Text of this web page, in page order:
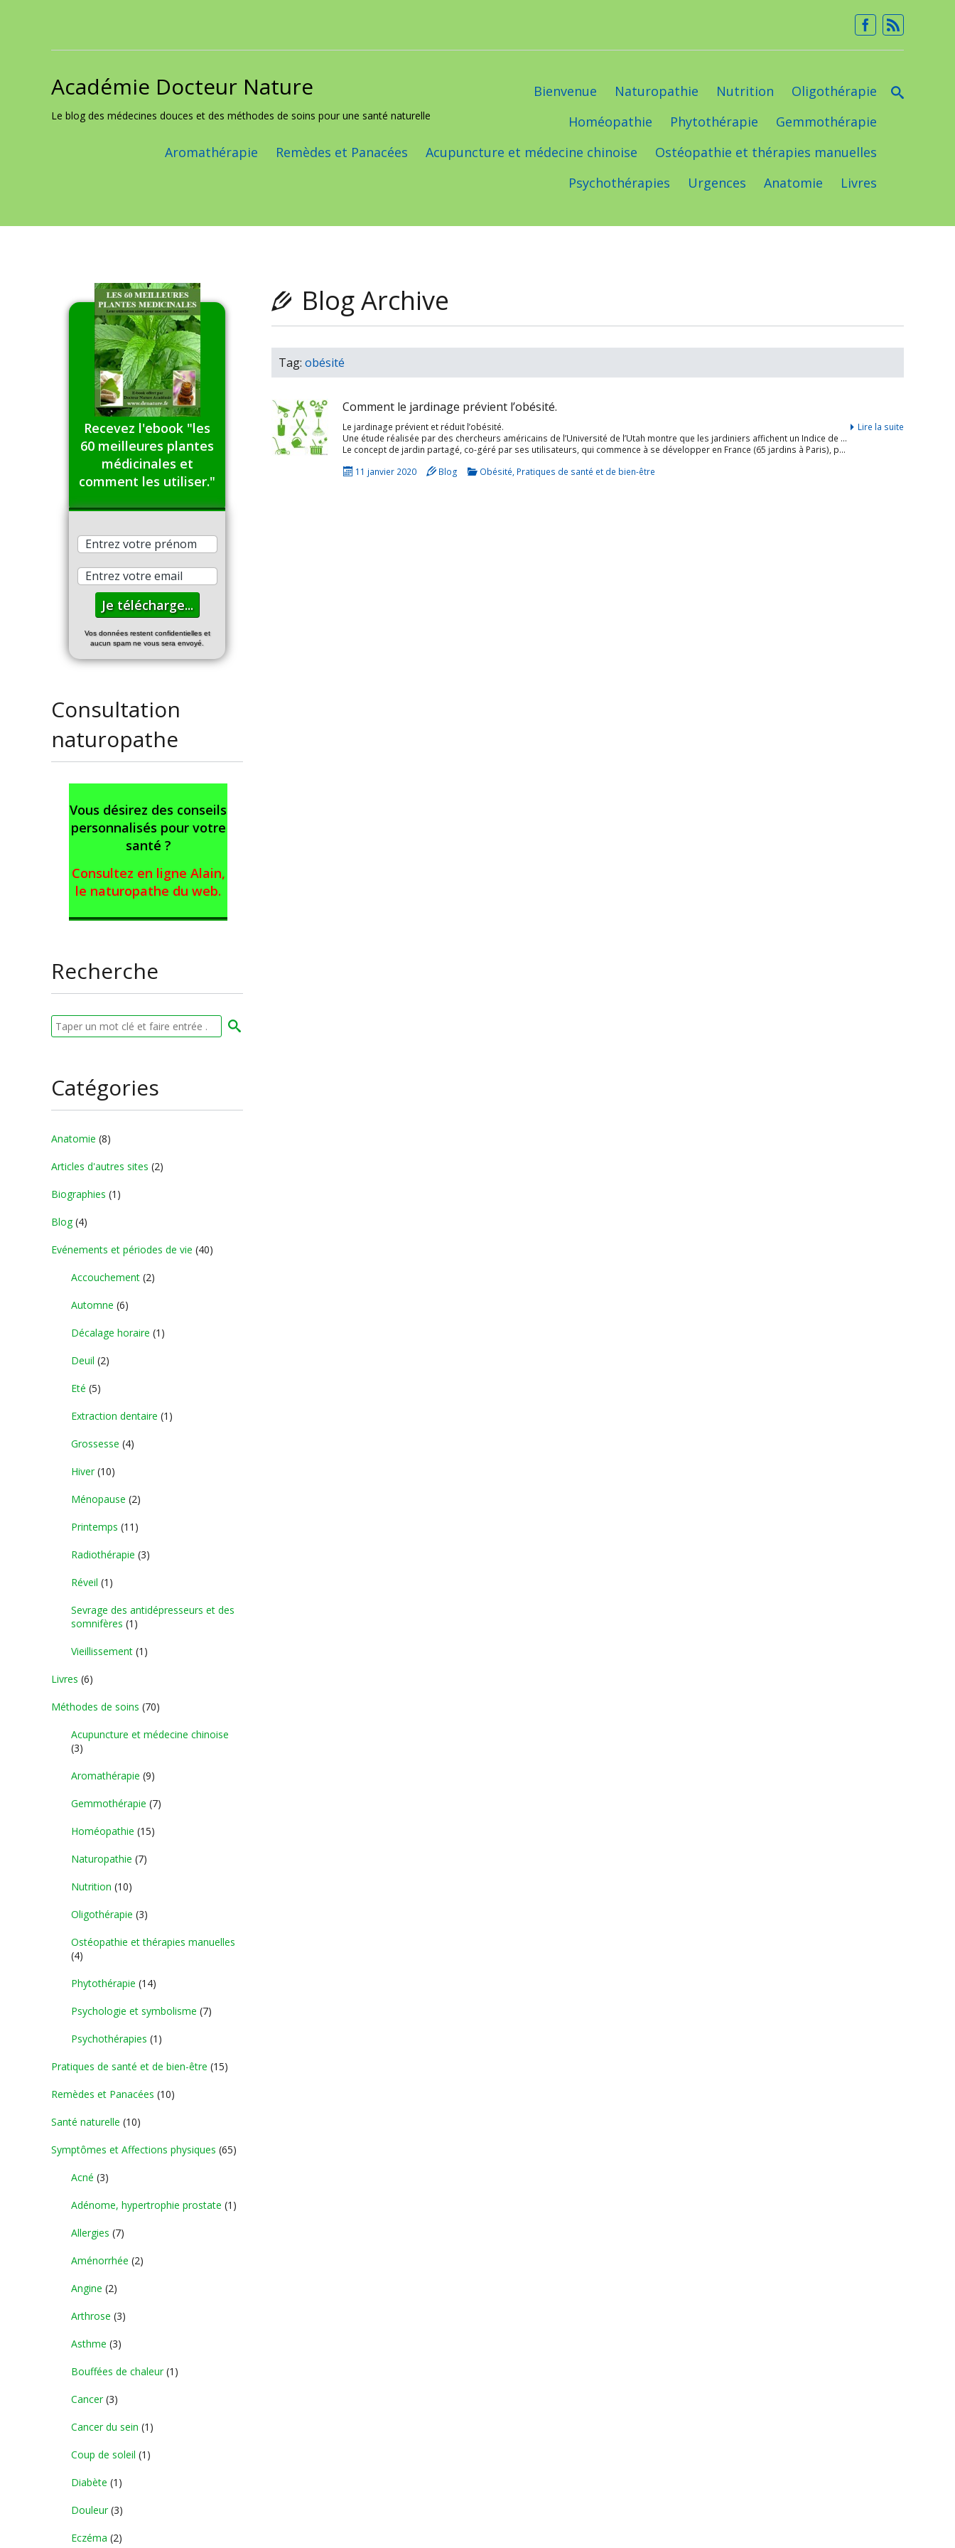
Académie Docteur Nature
Le blog des médecines douces et des méthodes de soins pour une santé naturelle
Skip to content Bienvenue Naturopathie Nutrition
Oligothérapie
Homéopathie
Phytothérapie
Gemmothérapie
Aromathérapie
Remèdes et Panacées Acupuncture et médecine chinoise
Ostéopathie et thérapies manuelles
Psychothérapies
Urgences Anatomie Livres
Blog Archive
Tag: obésité
Comment le jardinage prévient l’obésité.
Le jardinage prévient et réduit l’obésité.
Une étude réalisée par des chercheurs américains de l’Université de l’Utah montre que les jardiniers affichent un Indice de Masse Corporelle (IMC) en moyenne beaucoup moins élevé que les non jardiniers (5 kg de moins en moyenne pour les femmes, 7 pour les hommes), et sont donc moins sujets à l’obésité. En effet, le jardinage allie consommation de fruits et légumes plus importante et pratique de l’exercice physique.
Le concept de jardin partagé, co-géré par ses utilisateurs, qui commence à se développer en France (65 jardins à Paris), pourrait contribuer à améliorer la santé de ses utilisateurs. C’est ce qu’à compris la mairie de New York qui a inauguré un potager géant dans un quartier HLM de la ville, premier d’un projet de six visant à lutter contre l’obésité en rendant ses produits accessibles aux habitants. […]
Lire la suite
11 janvier 2020 Blog Obésité, Pratiques de santé et de bien-être
Recevez l'ebook "les
60 meilleures plantes
médicinales et
comment les utiliser."
Vos données restent confidentielles et
aucun spam ne vous sera envoyé.
Consultation
naturopathe
Vous désirez des conseils
personnalisés pour votre
santé ?
Consultez en ligne Alain,
le naturopathe du web.
Recherche
Catégories
Anatomie (8)
Articles d'autres sites (2)
Biographies (1)
Blog(4)
Evénements et périodes de vie (40)
Accouchement (2)
Automne (6)
Décalage horaire (1)
Deuil (2)
Eté (5)
Extraction dentaire (1)
Grossesse (4)
Hiver(10)
Ménopause (2)
Printemps (11)
Radiothérapie (3)
Réveil (1)
Sevrage des antidépresseurs et des
somnifères (1)
Vieillissement (1)
Livres (6)
Méthodes de soins (70)
Acupuncture et médecine chinoise
(3)
Aromathérapie (9)
Gemmothérapie (7)
Homéopathie (15)
Naturopathie (7)
Nutrition (10)
Oligothérapie (3)
Ostéopathie et thérapies manuelles
(4)
Phytothérapie (14)
Psychologie et symbolisme (7)
Psychothérapies (1)
Pratiques de santé et de bien-être (15)
Remèdes et Panacées (10)
Santé naturelle (10)
Symptômes et Affections physiques (65)
Acné (3)
Adénome, hypertrophie prostate (1)
Allergies (7)
Aménorrhée (2)
Angine (2)
Arthrose (3)
Asthme (3)
Bouffées de chaleur(1)
Cancer(3)
Cancer du sein (1)
Coup de soleil (1)
Diabète (1)
Douleur(3)
Eczéma (2)